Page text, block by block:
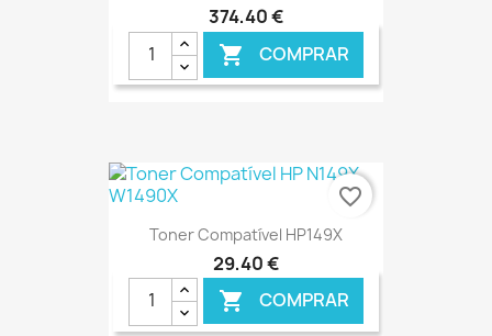
374,40 €
 COMPRAR
€ ONLINE
Toner Compatível HP149X
29,40 €
 COMPRAR
favorite_border